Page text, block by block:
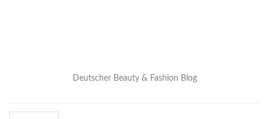
Deutscher Beauty & Fashion Blog